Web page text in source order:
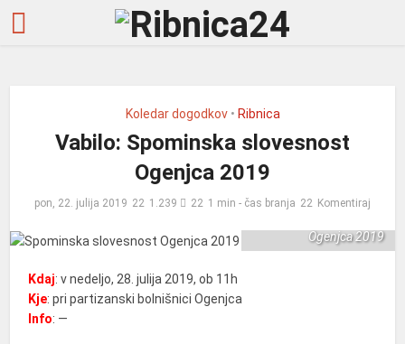
Koledar dogodkov • Ribnica
Vabilo: Spominska slovesnost
Ogenjca 2019
pon, 22. julija 2019 1.239 1 min - čas branja Komentiraj
Ogenjca 2019
Kdaj: v nedeljo, 28. julija 2019, ob 11h
Kje: pri partizanski bolnišnici Ogenjca
Info: —